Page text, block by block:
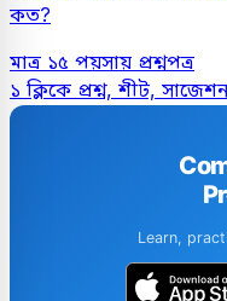
কত?
মাত্র ১৫ পয়সায় প্রশ্নপত্র
১ ক্লিকে প্রশ্ন, শীট,
Learn,